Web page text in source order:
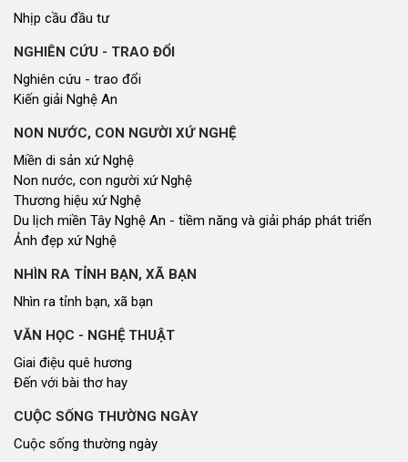
Nhịp cầu đầu tư
NGHIÊN CỨU - TRAO ĐỔI
Nghiên cứu - trao đổi
Kiến giải Nghệ An
NON NƯỚC, CON NGƯỜI XỨ NGHỆ
Miền di sản xứ Nghệ
Non nước, con người xứ Nghệ
Thương hiệu xứ Nghệ
Du lịch miền Tây Nghệ An - tiềm năng và giải pháp phát triển
Ảnh đẹp xứ Nghệ
NHÌN RA TỈNH BẠN, XÃ BẠN
Nhìn ra tỉnh bạn, xã bạn
VĂN HỌC - NGHỆ THUẬT
Giai điệu quê hương
Đến với bài thơ hay
CUỘC SỐNG THƯỜNG NGÀY
Cuộc sống thường ngày